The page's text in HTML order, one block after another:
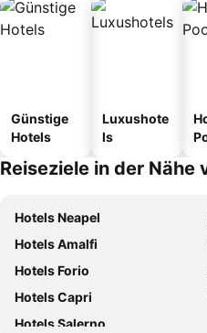
Günstige
Hotels
Luxushote
ls
Reiseziele in der Nähe
Hotels Neapel
Hotels Amalfi
Hotels Forio
Hotels Capri
Hotels Salerno